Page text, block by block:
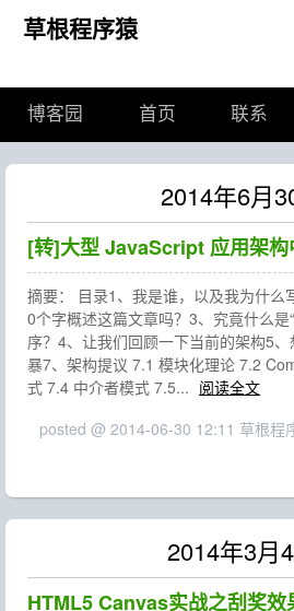
草根程序猿
博客园 首页 联系
2014年6月
[转]大型 JavaScript 应用架构
摘要： 目录1、我是谁，以及我为什么
0个字概述这篇文章吗？3、究竟什么是
序？4、让我们回顾一下当前的架构5
暴7、架构提议 7.1 模块化理论 7.2
式 7.4 中介者模式 7.5... 阅读全文
posted @ 2014-06-30 12:11 草根程
2014年3月
HTML5 Canvas实战之刮奖效